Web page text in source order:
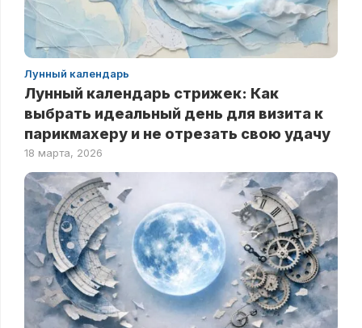
Лунный календарь
Лунный календарь стрижек: Как
выбрать идеальный день для визита к
парикмахеру и не отрезать свою удачу
18 марта, 2026